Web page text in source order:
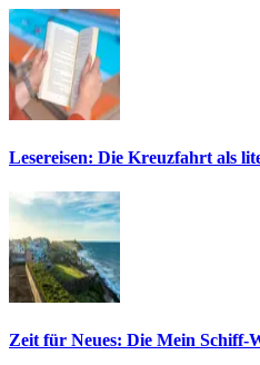
Lesereisen: Die Kreuzfahrt als
Zeit für Neues: Die Mein Schiff-